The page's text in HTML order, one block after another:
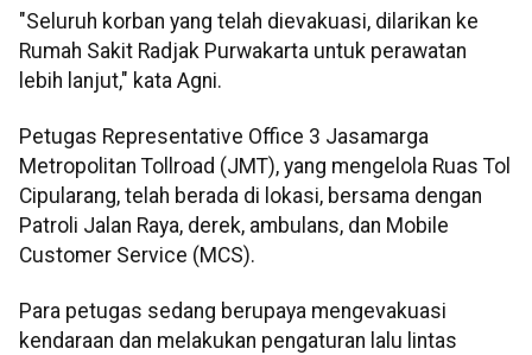
"Seluruh korban yang telah dievakuasi, dilarikan ke
Rumah Sakit Radjak Purwakarta untuk perawatan
lebih lanjut," kata Agni.
Petugas Representative Office 3 Jasamarga
Metropolitan Tollroad (JMT), yang mengelola Ruas Tol
Cipularang, telah berada di lokasi, bersama dengan
Patroli Jalan Raya, derek, ambulans, dan Mobile
Customer Service (MCS).
Para petugas sedang berupaya mengevakuasi
kendaraan dan melakukan pengaturan lalu lintas